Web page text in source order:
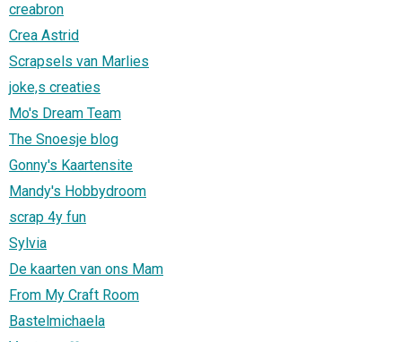
creabron
Crea Astrid
Scrapsels van Marlies
joke,s creaties
Mo's Dream Team
The Snoesje blog
Gonny's Kaartensite
Mandy's Hobbydroom
scrap 4y fun
Sylvia
De kaarten van ons Mam
From My Craft Room
Bastelmichaela